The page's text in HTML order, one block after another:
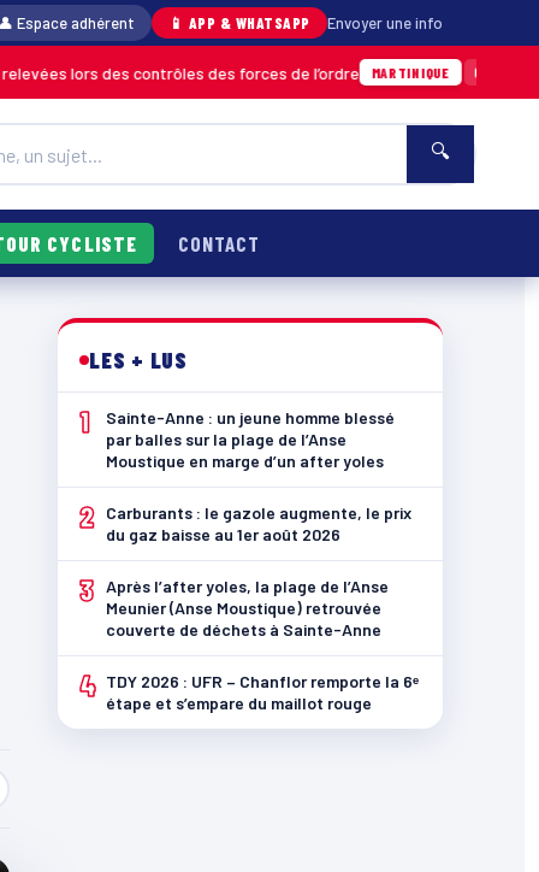
👤 Espace adhérent 📱 APP & WHATSAPP Envoyer une info
contrôles des forces de l’ordre MARTINIQUE 04/08 · 11h06 Un
🔍
CYCLISTE CONTACT
LES + LUS
1
Sainte-Anne : un jeune homme blessé
par balles sur la plage de l’Anse
Moustique en marge d’un after yoles
2
Carburants : le gazole augmente, le prix
du gaz baisse au 1er août 2026
3 Après l’after yoles, la plage de l’Anse
Meunier (Anse Moustique) retrouvée
couverte de déchets à Sainte-Anne
4 TDY 2026 : UFR – Chanflor remporte la 6ᵉ
étape et s’empare du maillot rouge